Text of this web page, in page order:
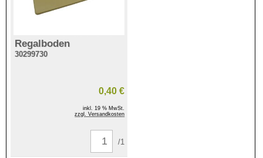
Regalboden
30299730
0,40 €
inkl. 19 % MwSt.
zzgl. Versandkosten
/1